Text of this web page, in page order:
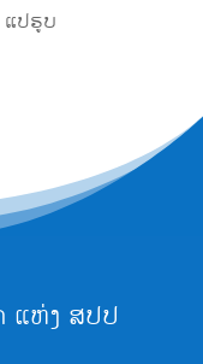
ແປຮູບ
ແຫ່ງ ສປປ